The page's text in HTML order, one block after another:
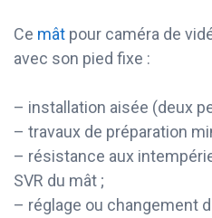
Ce mât pour caméra de
avec son pied fixe :
– installation aisée (deux
– travaux de préparation
– résistance aux
SVR du mât ;
– réglage ou changement